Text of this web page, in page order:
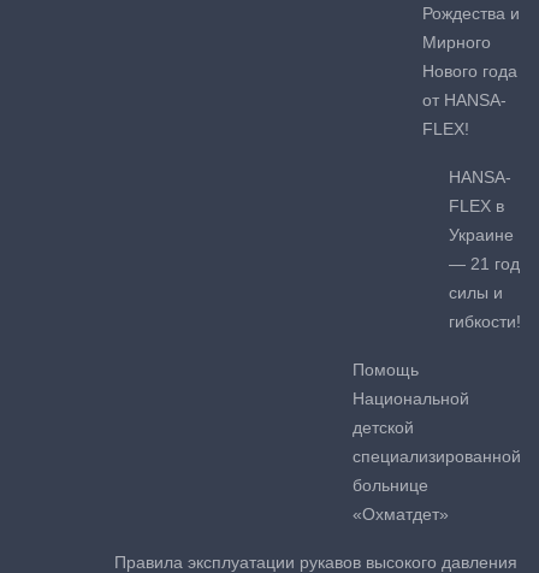
Рождества и
Мирного
Нового года
от HANSA-
FLEX!
HANSA-
FLEX в
Украине
— 21 год
силы и
гибкости!
Помощь
Национальной
детской
специализированной
больнице
«Охматдет»
Правила эксплуатации рукавов высокого давления